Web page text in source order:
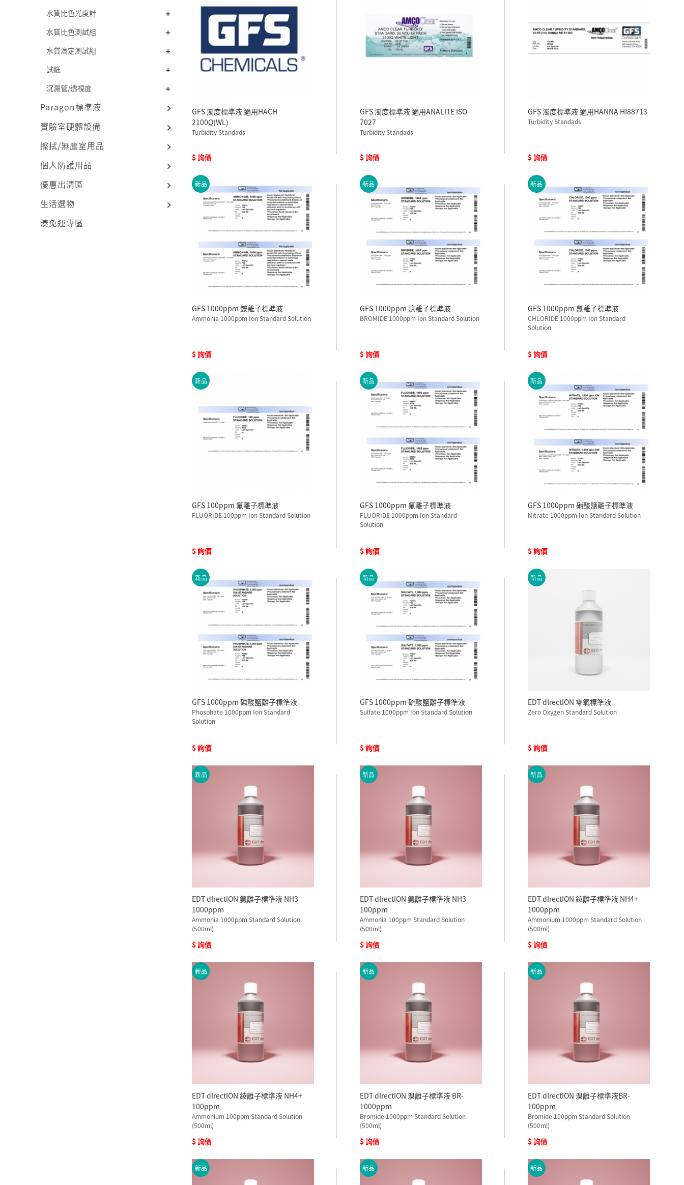
水質比色光度計
水質比色測試組
水質滴定測試組
試紙
沉澱管/透視度
Paragon標準液
實驗室硬體設備
擦拭/無塵室用品
個人防護用品
優惠出清區
生活選物
湊免運專區
GFS 濁度標準液 適用HACH
2100Q(WL)
Turbidity Standads
$ 詢價
GFS 濁度標準液 適用ANALITE ISO
7027
Turbidity Standads
$ 詢價
GFS 濁度標準液 適用HANNA HI88713
Turbidity Standads
$ 詢價
新品
GFS 1000ppm 銨離子標準液
Ammonia 1000ppm Ion Standard Solution
$ 詢價
新品
GFS 1000ppm 溴離子標準液
BROMIDE 1000ppm Ion Standard Solution
$ 詢價
新品
GFS 1000ppm 氯離子標準液
CHLORIDE 1000ppm Ion Standard
Solution
$ 詢價
新品
GFS 100ppm 氟離子標準液
FLUORIDE 100ppm Ion Standard Solution
$ 詢價
新品
GFS 1000ppm 氟離子標準液
FLUORIDE 1000ppm Ion Standard
Solution
$ 詢價
新品
GFS 1000ppm 硝酸鹽離子標準液
Nitrate 1000ppm Ion Standard Solution
$ 詢價
新品
GFS 1000ppm 磷酸鹽離子標準液
Phosphate 1000ppm Ion Standard
Solution
$ 詢價
新品
GFS 1000ppm 硫酸鹽離子標準液
Sulfate 1000ppm Ion Standard Solution
$ 詢價
新品
EDT dIrectION 零氧標準液
Zero Oxygen Standard Solution
$ 詢價
新品
EDT dIrectION 氨離子標準液 NH3
1000ppm
Ammonia 1000ppm Standard Solution
(500ml)
$ 詢價
新品
EDT dIrectION 氨離子標準液 NH3
100ppm
Ammonia 100ppm Standard Solution
(500ml)
$ 詢價
新品
EDT dIrectION 銨離子標準液 NH4+
1000ppm
Ammonium 1000ppm Standard Solution
(500ml)
$ 詢價
新品
EDT dIrectION 銨離子標準液 NH4+
100ppm
Ammonium 100ppm Standard Solution
(500ml)
$ 詢價
新品
EDT dIrectION 溴離子標準液 BR-
1000ppm
Bromide 1000ppm Standard Solution
(500ml)
$ 詢價
新品
EDT dIrectION 溴離子標準液BR-
100ppm
Bromide 100ppm Standard Solution
(500ml)
$ 詢價
新品 新品 新品